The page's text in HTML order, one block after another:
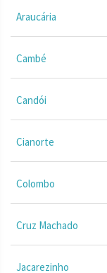
Araucária
Cambé
Candói
Cianorte
Colombo
Cruz Machado
Jacarezinho